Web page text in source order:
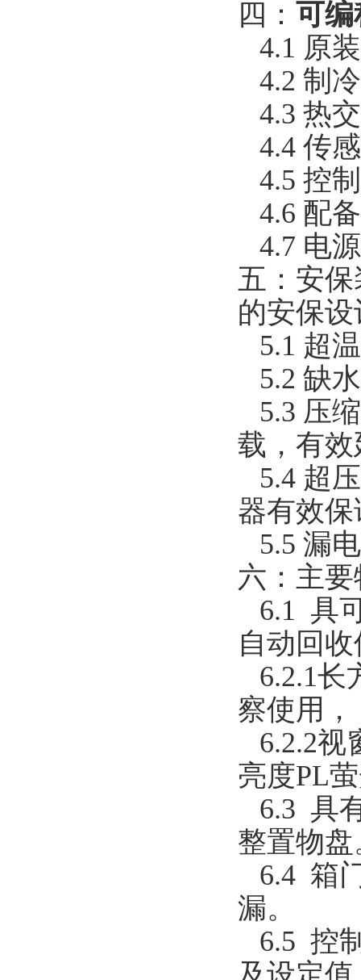
四： 可编
4.1 原
4.2 制
4.3 热
4.4 传
4.5 控
4.6 配
4.7 电
五：安
的安保
5.1 超
5.2 缺
5.3 压
载，有
5.4 超
器有效
5.5 漏
六：主
6.1 具
自动回
6.2.1长
察使用，
6.2.2视
亮度PL
6.3 具
整置物盘
6.4 箱
漏。
6.5 控